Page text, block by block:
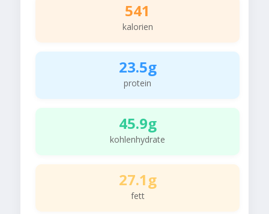
541
kalorien
23.5g
protein
45.9g
kohlenhydrate
27.1g
fett